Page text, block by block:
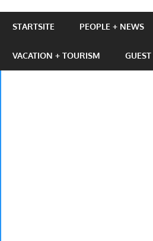
STARTSITE PEOPLE + NEWS
VACATION + TOURISM